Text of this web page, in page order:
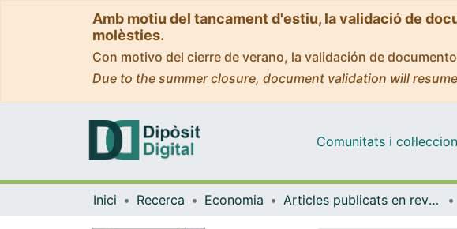
Amb motiu del tancament d'estiu, la validació de
molèsties.
Con motivo del cierre de verano, la validación de
Due to the summer closure, document validation will
Comunitats i
Inici Recerca Economia Articles publicats en revistes (Economia)